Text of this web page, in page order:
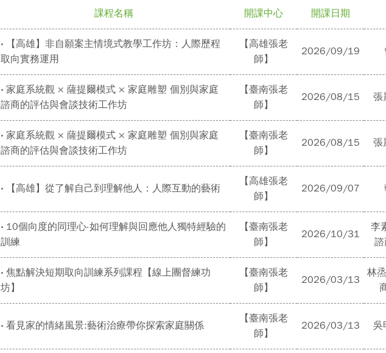
課程名稱 開課中心 開課日期
‧ 【高雄】非自願案主情境式教學工作坊：人際歷程
取向實務運用
【高雄張老
師】
2026/09/19
‧ 家庭系統觀 × 薩提爾模式 × 家庭雕塑 個別與家庭
諮商的評估與會談技術工作坊
【臺南張老
師】
2026/08/15 張
‧ 家庭系統觀 × 薩提爾模式 × 家庭雕塑 個別與家庭
諮商的評估與會談技術工作坊
【臺南張老
師】
2026/08/15 張
‧ 【高雄】從了解自己到理解他人：人際互動的藝術
【高雄張老
師】
2026/09/07
‧ 10個向度的同理心-如何理解與回應他人獨特經驗的
訓練
【臺南張老
師】
2026/10/31
李
‧ 焦點解決短期取向訓練系列課程【線上團督練功
坊】
【臺南張老
師】
2026/03/13
林
‧ 看見家的情緒風景:藝術治療帶你探索家庭關係
【臺南張老
師】
2026/03/13 吳